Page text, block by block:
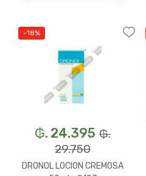
-18%
₲. 24.395 ₲.
29.750
DRONOL LOCION CREMOSA